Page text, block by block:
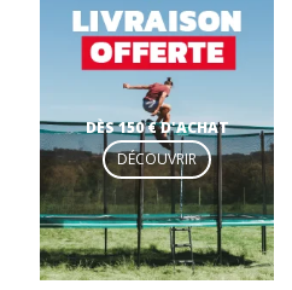
DÈS 150 € D'ACHAT
DÉCOUVRIR